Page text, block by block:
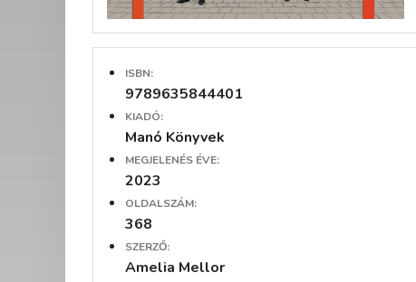
ISBN:
9789635844401
KIADÓ:
Manó Könyvek
MEGJELENÉS ÉVE:
2023
OLDALSZÁM:
368
SZERZŐ:
Amelia Mellor